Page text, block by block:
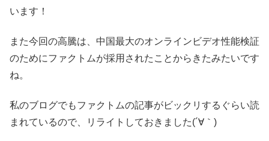
います！
また今回の高騰は、中国最大のオンラインビデオ性能検証
のためにファクトムが採用されたことからきたみたいです
ね。
私のブログでもファクトムの記事がビックリするぐらい読
まれているので、リライトしておきました(´∀｀)